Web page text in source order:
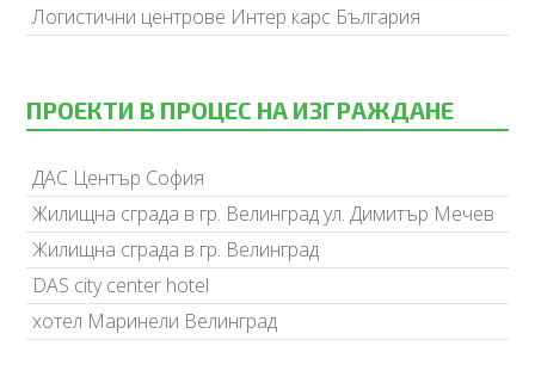
Логистични центрове Интер карс България
ПРОЕКТИ В ПРОЦЕС НА ИЗГРАЖДАНЕ
ДАС Център София
Жилищна сграда в гр. Велинград ул. Димитър Мечев
Жилищна сграда в гр. Велинград
DAS city center hotel
хотел Маринели Велинград